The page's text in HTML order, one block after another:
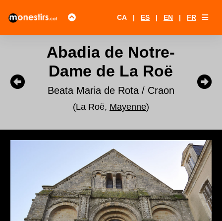
CA | ES | EN | FR
Abadia de Notre-
Dame de La Roë
Beata Maria de Rota / Craon
(La Roë, Mayenne)